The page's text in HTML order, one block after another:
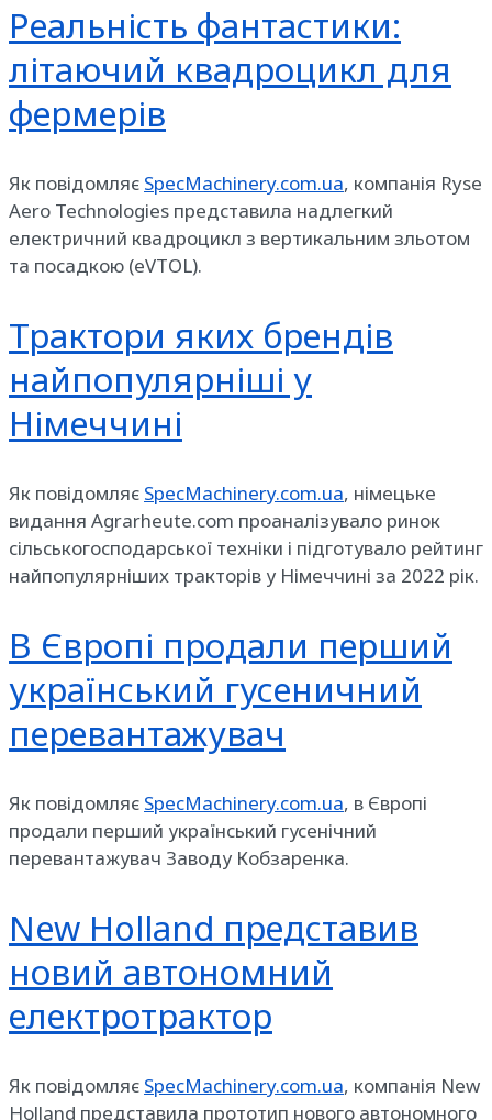
Реальність фантастики:
літаючий квадроцикл для
фермерів
Як повідомляє SpecMachinery.com.ua, компанія Ryse
Aero Technologies представила надлегкий
електричний квадроцикл з вертикальним зльотом
та посадкою (eVTOL).
Трактори яких брендів
найпопулярніші у
Німеччині
Як повідомляє SpecMachinery.com.ua, німецьке
видання Agrarheute.com проаналізувало ринок
сільськогосподарської техніки і підготувало рейтинг
найпопулярніших тракторів у Німеччині за 2022 рік.
В Європі продали перший
український гусеничний
перевантажувач
Як повідомляє SpecMachinery.com.ua, в Європі
продали перший український гусенічний
перевантажувач Заводу Кобзаренка.
New Holland представив
новий автономний
електротрактор
Як повідомляє SpecMachinery.com.ua, компанія New
Holland представила прототип нового автономного